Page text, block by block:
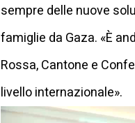
sempre delle nuove
famiglie da Gaza. «È
Rossa, Cantone e
livello internazionale».